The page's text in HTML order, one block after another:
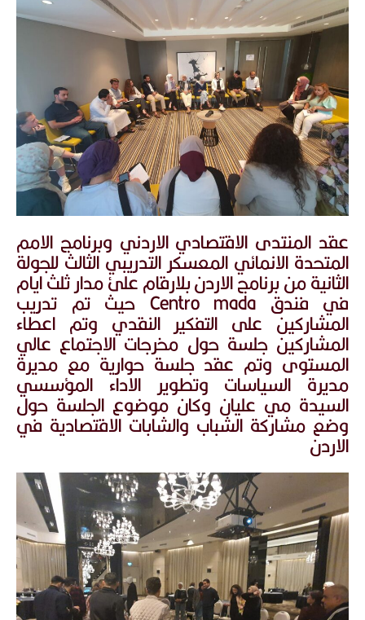
عقد المنتدى الاقتصادي الاردني وبرنامج الامم
المتحدة الانمائي المعسكر التدريبي الثالث للجولة
الثانية من برنامج الاردن بلارقام علئ مدار ثلث ايام
في فندق Centro mada حيث تم تدريب
المشاركين على التفكير النقدي وتم اعطاء
المشاركين جلسة حول مخرجات الاجتماع عالي
المستوى وتم عقد جلسة حوارية مع مديرة
مديرة السياسات وتطوير الاداء المؤسسي
السيدة مي عليان وكان موضوع الجلسة حول
وضع مشاركة الشباب والشابات الاقتصادية في
الاردن